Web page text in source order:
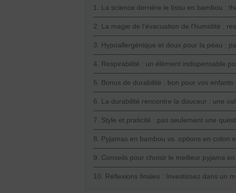
1. La science derrière le tissu en bambou :
2. La magie de l'évacuation de l'humidité :
3. Hypoallergénique et doux pour la peau :
4. Respirabilité : un élément indispensable
5. Bonus de durabilité : bon pour vos enfants
6. La durabilité rencontre la douceur : une
7. Style et praticité : pas seulement une
8. Pyjamas en bambou vs. options en coton
9. Conseils pour choisir le meilleur pyjama
10. Réflexions finales : Investissez dans un